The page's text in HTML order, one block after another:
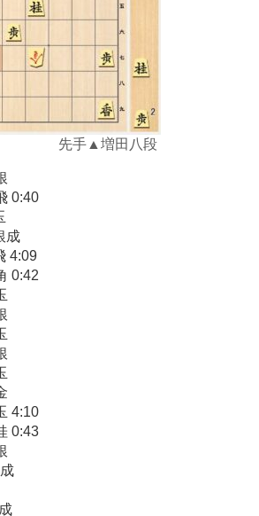
先手▲増田八段
0:40
成
4:09
0:42
4:10
0:43